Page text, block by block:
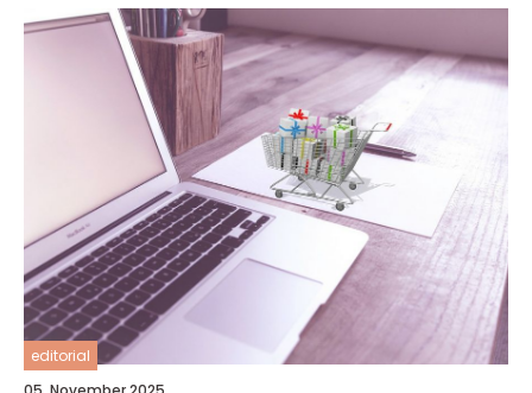
editorial